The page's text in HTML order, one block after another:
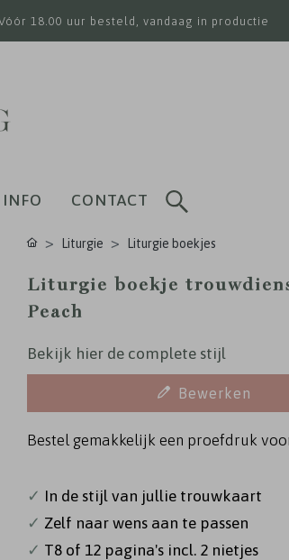
18.00 uur besteld, vandaag in productie
INFO CONTACT
Liturgie Liturgie boekjes
Liturgie boekje
Peach
Bekijk hier de complete stijl
Bewerken
Bestel gemakkelijk een proefdruk
✓ In de stijl van jullie trouwkaart
✓ Zelf naar wens aan te passen
✓ T8 of 12 pagina's incl. 2 nietjes